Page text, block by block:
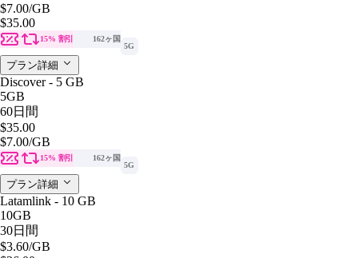
$7.00/GB
$35.00
15% 割引
162ヶ国
5G
プラン詳細
Discover - 5 GB
5GB
60日間
$35.00
$7.00/GB
15% 割引
162ヶ国
5G
プラン詳細
Latamlink - 10 GB
10GB
30日間
$3.60/GB